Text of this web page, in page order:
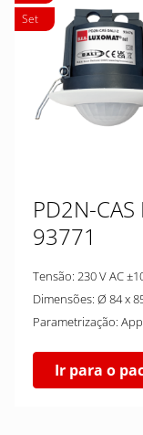
Set
PD2N-
93771
Tensão: 230 V
Dimensões: Ø
Ir para o